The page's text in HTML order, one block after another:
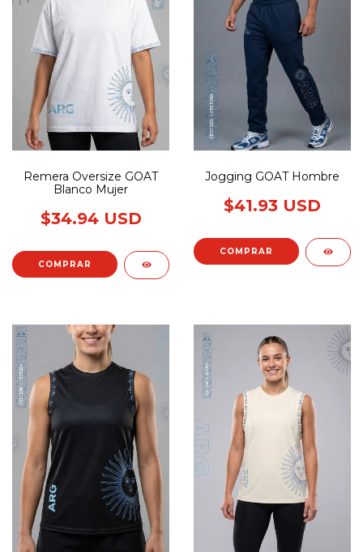
Remera Oversize GOAT
Blanco Mujer
$34.94 USD
COMPRAR
Jogging GOAT Hombre
$41.93 USD
COMPRAR